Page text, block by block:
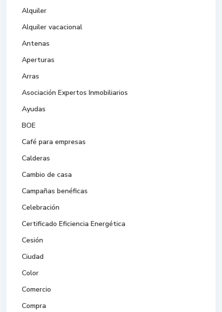
Alquiler
Alquiler vacacional
Antenas
Aperturas
Arras
Asociación Expertos Inmobiliarios
Ayudas
BOE
Café para empresas
Calderas
Cambio de casa
Campañas benéficas
Celebración
Certificado Eficiencia Energética
Cesión
Ciudad
Color
Comercio
Compra